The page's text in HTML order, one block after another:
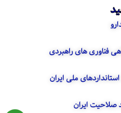
فناوری های راهبردی
ملی ایران
صلاحیت ایران